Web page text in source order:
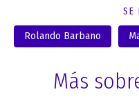
SE
Rolando Barbano
Más